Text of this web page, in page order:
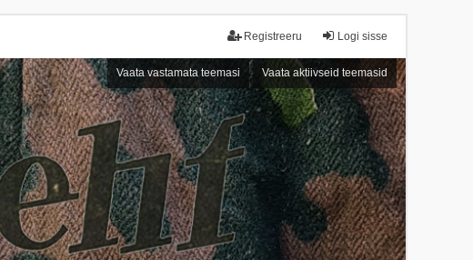
Logi sisse
Registreeru
Vaata vastamata teemasi Vaata aktiivseid teemasid